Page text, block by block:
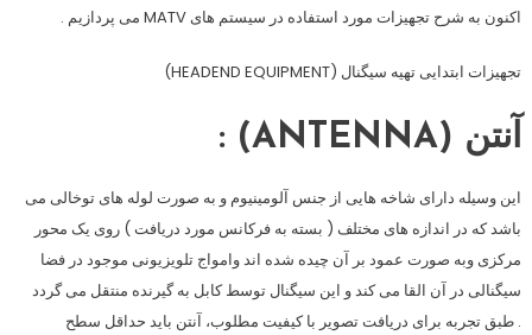
اکنون به شرح تجهیزات مورد استفاده در سیستم های MATV می پردازیم .
تجهیزات ابتدایی تهیه سیگنال (HEADEND EQUIPMENT)
آنتن (ANTENNA) :
این وسیله دارای شاخه هایی از جنس آلومینیوم و به صورت لوله های توخالی می
باشد که در اندازه های مختلف ( بسته به فرکانس مورد دریافت ) روی یک محور
مرکزی وبه صورت عمود بر آن چیده شده اند وامواج تلویزیونی موجود در فضا
سیگنالی در آن القا می کند و این سیگنال توسط کابل به گیرنده منتقل می گردد
. طبق تجربه برای دریافت تصویر با کیفیت مطلوب، آنتن باید حداقل سطح